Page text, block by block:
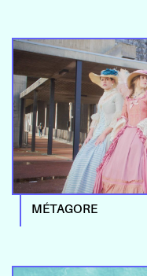
MÉTAGORE